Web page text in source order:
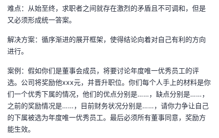
难点：从始至终，求职者之间就存在激烈的矛盾且不可调和，但是
又必须形成统一答案。
解决方案：循序渐进的展开框架，使得结论向着对自己有利的方向
进行。
案例：假如你们是董事会成员，将要讨论年度唯一优秀员工的评
选。公司将奖励他xxx元，并晋升职位。你们每个人手上的材料是你
们一个优秀下属的情况，他们的优点分别是……，缺点分别是……，
之前的奖励情况是……，目前财务状况分别是……，请你力争让自己
的下属被选为年度唯一优秀员工。最后必须所有董事同意，奖励方
能生效。